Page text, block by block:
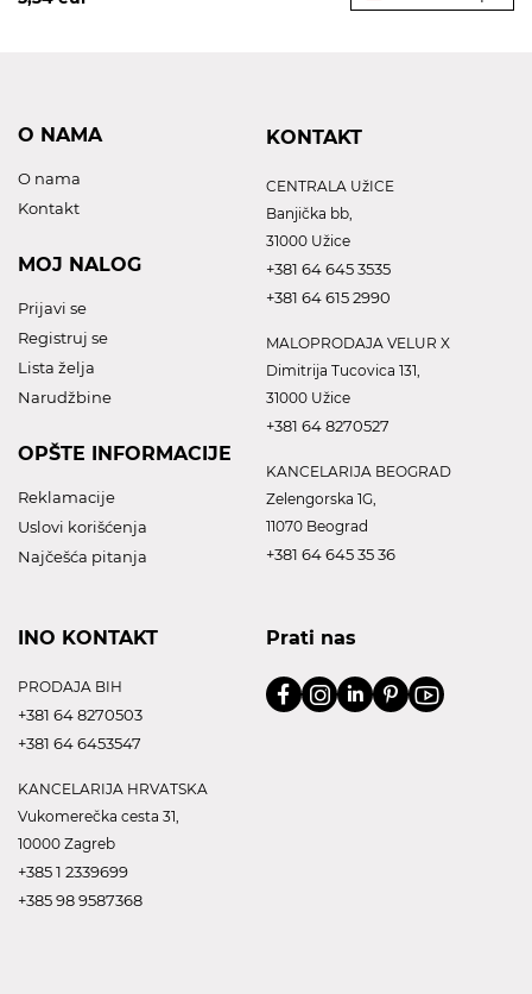
O NAMA
O nama
Kontakt
MOJ NALOG
Prijavi se
Registruj se
Lista želja
Narudžbine
OPŠTE INFORMACIJE
Reklamacije
Uslovi korišćenja
Najčešća pitanja
KONTAKT
CENTRALA UžICE
Banjička bb,
31000 Užice
+381 64 645 3535
+381 64 615 2990
MALOPRODAJA VELUR X
Dimitrija Tucovica 131,
31000 Užice
+381 64 8270527
KANCELARIJA BEOGRAD
Zelengorska 1G,
11070 Beograd
+381 64 645 35 36
INO KONTAKT
PRODAJA BIH
+381 64 8270503
+381 64 6453547
KANCELARIJA HRVATSKA
Vukomerečka cesta 31,
10000 Zagreb
+385 1 2339699
+385 98 9587368
Prati nas